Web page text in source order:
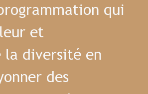
qui
et
la diversité en
des